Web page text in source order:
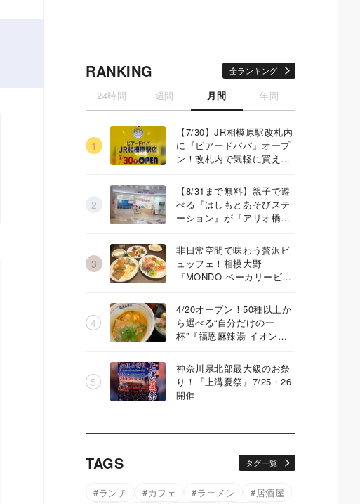
RANKING 全ランキング
24時間 週間 月間 年間
【7/30】JR相模原駅改札内
に『ビアードパパ』オープ
ン！改札内で気軽に買える
【8/31まで無料】親子で遊
べる『はしもとあそびステ
ーション』が『アリオ橋
非日常空間で味わう贅沢ビ
ュッフェ！相模大野
『MONDO ベーカリービュ
4/20オープン！50種以上か
ら選べる“自分だけの一
杯”『福恩麻辣湯 イオン橋
神奈川県北部最大級のお祭
り！『上溝夏祭』7/25・26
開催
TAGS タグ一覧
ランチ カフェ ラーメン
居酒屋